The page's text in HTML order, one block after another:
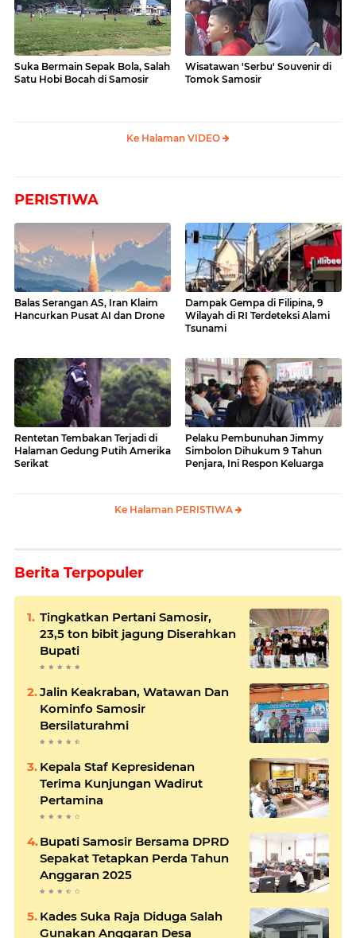
Suka Bermain Sepak Bola, Salah
Satu Hobi Bocah di Samosir
Wisatawan 'Serbu' Souvenir di
Tomok Samosir
Ke Halaman VIDEO
PERISTIWA
Balas Serangan AS, Iran Klaim
Hancurkan Pusat AI dan Drone
Dampak Gempa di Filipina, 9
Wilayah di RI Terdeteksi Alami
Tsunami
Rentetan Tembakan Terjadi di
Halaman Gedung Putih Amerika
Serikat
Pelaku Pembunuhan Jimmy
Simbolon Dihukum 9 Tahun
Penjara, Ini Respon Keluarga
Ke Halaman PERISTIWA
Berita Terpopuler
Tingkatkan Pertani Samosir,
23,5 ton bibit jagung Diserahkan
Bupati
Jalin Keakraban, Watawan Dan
Kominfo Samosir
Bersilaturahmi
Kepala Staf Kepresidenan
Terima Kunjungan Wadirut
Pertamina
Bupati Samosir Bersama DPRD
Sepakat Tetapkan Perda Tahun
Anggaran 2025
Kades Suka Raja Diduga Salah
Gunakan Anggaran Desa